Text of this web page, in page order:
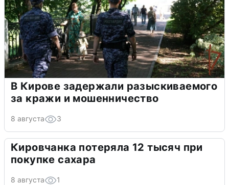
В Кирове задержали разыскиваемого
за кражи и мошенничество
8 августа 3
Кировчанка потеряла 12 тысяч при
покупке сахара
8 августа 1